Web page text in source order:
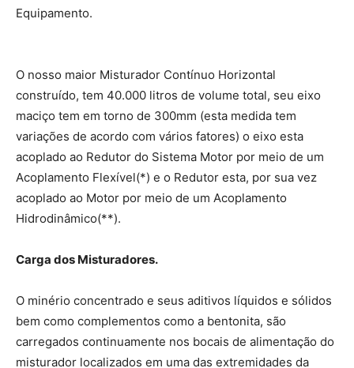
Equipamento.
O nosso maior Misturador Contínuo Horizontal
construído, tem 40.000 litros de volume total, seu eixo
maciço tem em torno de 300mm (esta medida tem
variações de acordo com vários fatores) o eixo esta
acoplado ao Redutor do Sistema Motor por meio de um
Acoplamento Flexível(*) e o Redutor esta, por sua vez
acoplado ao Motor por meio de um Acoplamento
Hidrodinâmico(**).
Carga dos Misturadores.
O minério concentrado e seus aditivos líquidos e sólidos
bem como complementos como a bentonita, são
carregados continuamente nos bocais de alimentação do
misturador localizados em uma das extremidades da